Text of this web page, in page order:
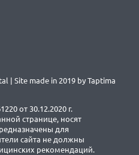
| Site made in 2019 by Taptima
от 30.12.2020 г.
странице, носят
для
сайта не должны
рекомендаций.